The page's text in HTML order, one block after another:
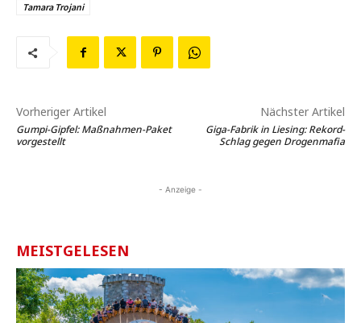
Tamara Trojani
Vorheriger Artikel
Gumpi-Gipfel: Maßnahmen-Paket
vorgestellt
Nächster Artikel
Giga-Fabrik in Liesing: Rekord-
Schlag gegen Drogenmafia
- Anzeige -
MEISTGELESEN